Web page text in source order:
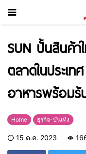
SUN ปั้นสินค้า
ตลาดในประเ
อาหารพร้อมรั
Home ธุรกิจ-บันเทิง
15 ต.ค. 2023